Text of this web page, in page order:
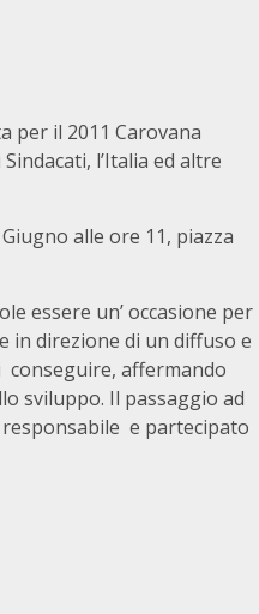
per il 2011 Carovana
l’Italia ed altre
alle ore 11, piazza
essere un’ occasione per
in direzione di un diffuso e
conseguire, affermando
sviluppo. Il passaggio ad
e partecipato